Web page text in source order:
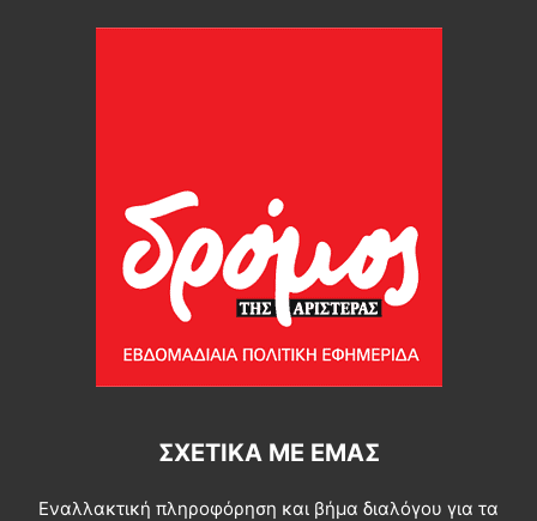
ΣΧΕΤΙΚΆ ΜΕ ΕΜΆΣ
Εναλλακτική πληροφόρηση και βήμα διαλόγου για τα